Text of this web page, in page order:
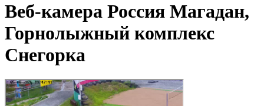
Веб-камера Россия Магадан,
Горнолыжный комплекс
Cнегорка